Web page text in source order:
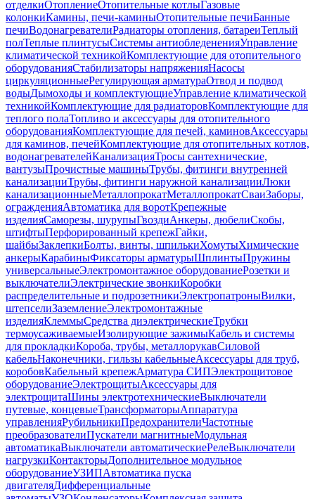
отделкиОтоплениеОтопительные котлыГазовые
колонкиКамины, печи-каминыОтопительные печиБанные
печиВодонагревателиРадиаторы отопления, батареиТеплый
полТеплые плинтусыСистемы антиобледененияУправление
климатической техникойКомплектующие для отопительного
оборудованияСтабилизаторы напряженияНасосы
циркуляционныеРегулирующая арматураОтвод и подвод
водыДымоходы и комплектующиеУправление климатической
техникойКомплектующие для радиаторовКомплектующие для
теплого полаТопливо и аксессуары для отопительного
оборудованияКомплектующие для печей, каминовАксессуары
для каминов, печейКомплектующие для отопительных котлов,
водонагревателейКанализацияТросы сантехнические,
вантузыПрочистные машиныТрубы, фитинги внутренней
канализацииТрубы, фитинги наружной канализацииЛюки
канализационныеМеталлопрокатМеталлопрокатСваиЗаборы,
огражденияАвтоматика для воротКрепежные
изделияСаморезы, шурупыГвоздиАнкеры, дюбелиСкобы,
штифтыПерфорированный крепежГайки,
шайбыЗаклепкиБолты, винты, шпилькиХомутыХимические
анкерыКарабиныФиксаторы арматурыШплинтыПружины
универсальныеЭлектромонтажное оборудованиеРозетки и
выключателиЭлектрические звонкиКоробки
распределительные и подрозетникиЭлектропатроныВилки,
штепселиЗаземлениеЭлектромонтажные
изделияКлеммыСредства диэлектрическиеТрубки
термоусаживаемыеИзолирующие зажимыКабель и системы
для прокладкиКороба, трубы, металлорукавСиловой
кабельНаконечники, гильзы кабельныеАксессуары для труб,
коробовКабельный крепежАрматура СИПЭлектрощитовое
оборудованиеЭлектрощитыАксессуары для
электрощитаШины электротехническиеВыключатели
путевые, концевыеТрансформаторыАппаратура
управленияРубильникиПредохранителиЧастотные
преобразователиПускатели магнитныеМодульная
автоматикаВыключатели автоматическиеРелеВыключатели
нагрузкиКонтакторыДополнительное модульное
оборудованиеУЗИПАвтоматика пуска
двигателяДифференциальные